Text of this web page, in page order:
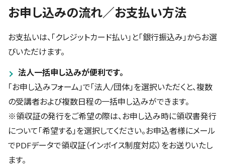
お申し込みの流れ／お支払い方法
お支払いは、「クレジットカード払い」と「銀行振込み」からお選
びいただけます。
法人一括申し込みが便利です。
「お申し込みフォーム」で「法人/団体」を選択いただくと、複数
の受講者および複数日程の一括申し込みができます。
※領収証の発行をご希望の際は、お申し込み時に領収書発行
について「希望する」を選択してください。お申込者様にメール
でPDFデータで領収証（インボイス制度対応）をお送りいたし
ます。